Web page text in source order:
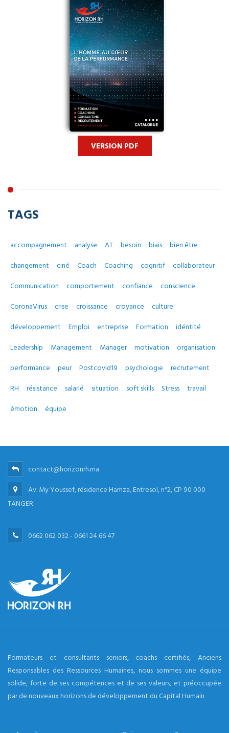
VERSION PDF
TAGS
accompagnement analyse AT besoin biais
bien être
changement
ciné Coach Coaching cognitif
collaborateur
Communication
comportement confiance
conscience
CoronaVirus
crise croissance croyance
culture
développement
Emploi entreprise Formation
idéntité
Leadership
Management Manager motivation
organisation
performance
peur Postcovid19 psychologie
recrutement
RH
résistance salarié situation soft skills Stress
travail
émotion
équipe
contact@horizonrh.ma
Av. My Youssef, résidence Hamza, Entresol, n°2, CP 90 000
TANGER
0662 062 032 - 0661 24 66 47
Formateurs et consultants seniors, coachs certifiés, Anciens
Responsables des Ressources Humaines, nous sommes une équipe
solide, forte de ses compétences et de ses valeurs, et préoccupée
par de nouveaux horizons de développement du Capital Humain